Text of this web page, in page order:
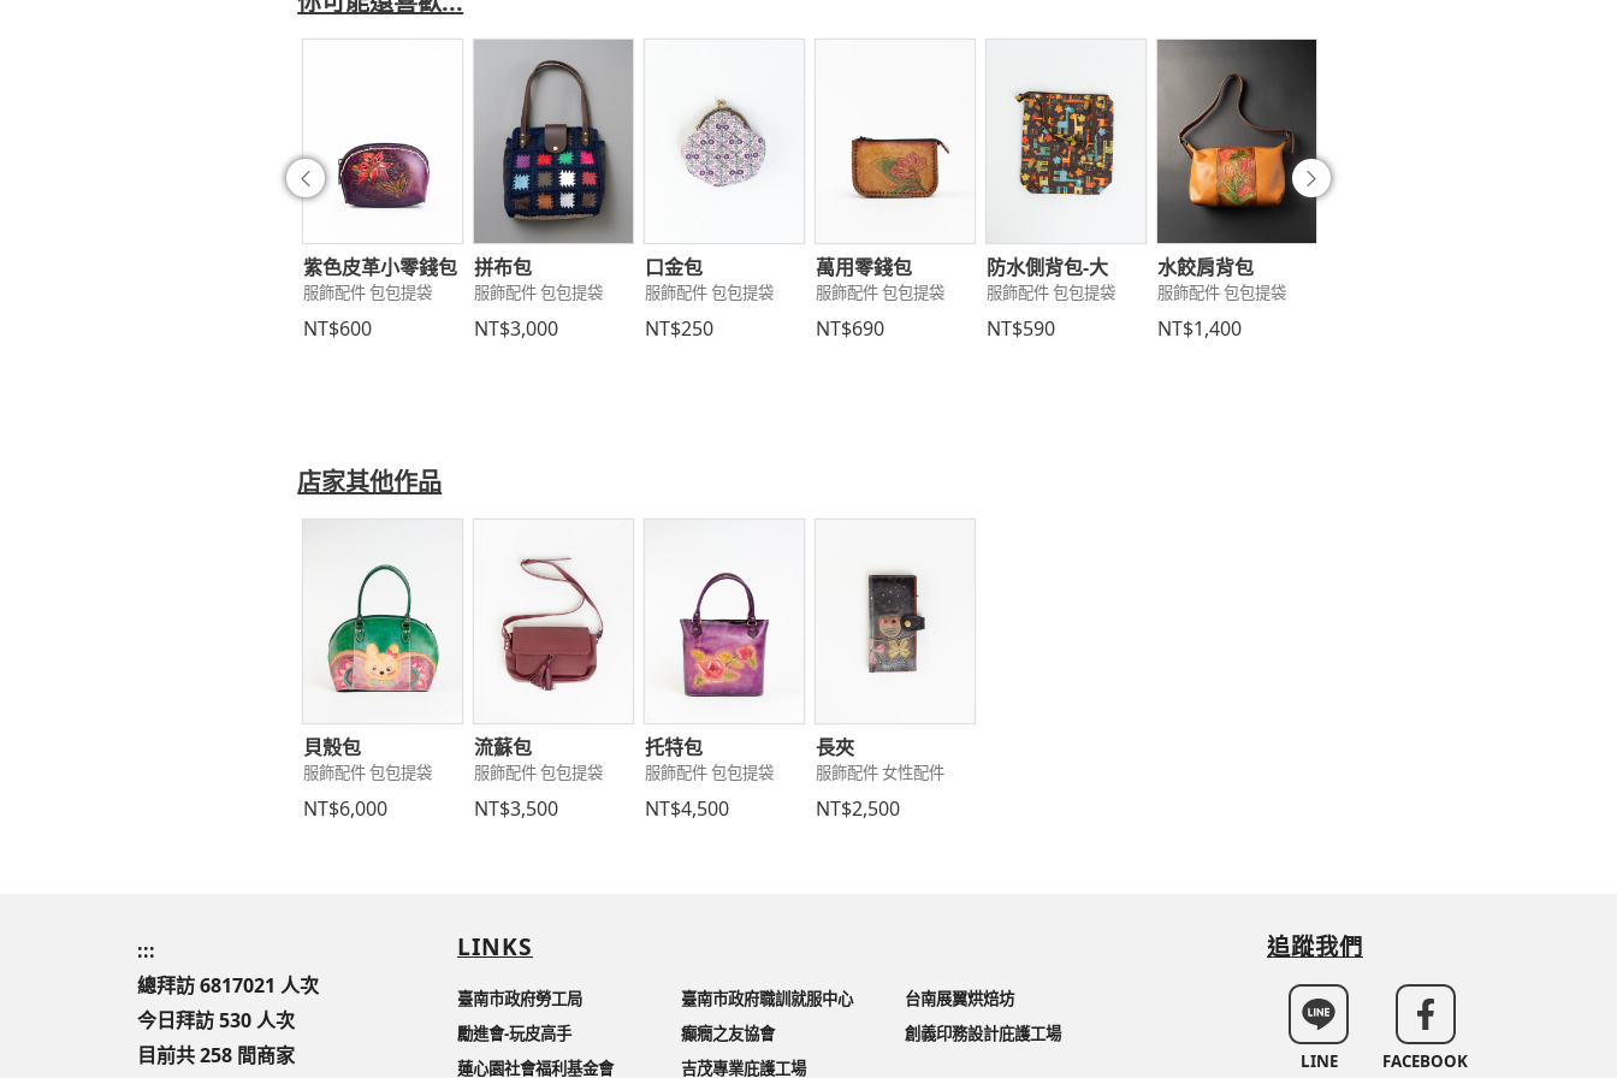
往前
紫色皮革小零錢包
服飾配件 包包提袋
NT$600
拼布包
服飾配件 包包提袋
NT$3,000
口金包
服飾配件 包包提袋
NT$250
萬用零錢包
服飾配件 包包提袋
NT$690
防水側背包-大
服飾配件 包包提袋
NT$590
水餃肩背包
服飾配件 包包提袋
NT$1,400
店家其他作品
貝殼包
服飾配件 包包提袋
NT$6,000
流蘇包
服飾配件 包包提袋
NT$3,500
托特包
服飾配件 包包提袋
NT$4,500
長夾
服飾配件 女性配件
NT$2,500
:::
總拜訪 6817021 人次
今日拜訪 530 人次
目前共 258 間商家
LINKS
臺南市政府勞工局 臺南市政府職訓就服中心
台南展翼烘焙坊
勵進會-玩皮高手
癲癇之友協會
創義印務設計庇護工場
蓮心園社會福利基金會
吉茂專業庇護工場
追蹤我們
LINE FACEBOOK